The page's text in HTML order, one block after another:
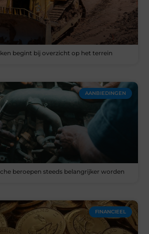
begint bij overzicht op het terrein
AANBIEDINGEN
beroepen steeds belangrijker worden
FINANCIEEL